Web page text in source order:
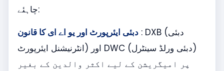
چاہئے:
دبئی ایئرپورٹ اور یو اے ای کا قانون : DXB (دبئی
انٹرنیشنل ایئرپورٹ) اور DWC (دبئی ورلڈ سینٹرل)
پر امیگریشن کے لیے اکثر والدین کے بغیر